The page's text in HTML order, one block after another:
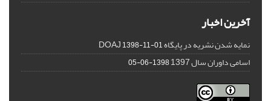
آخرین اخبار
نمایه شدن نشریه در پایگاه DOAJ1398-11-01
اسامی داوران سال 1397 1398-06-05